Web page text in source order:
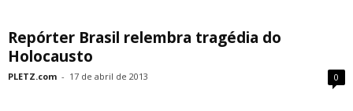
Repórter Brasil relembra tragédia do
Holocausto
PLETZ.com - 17 de abril de 2013 0